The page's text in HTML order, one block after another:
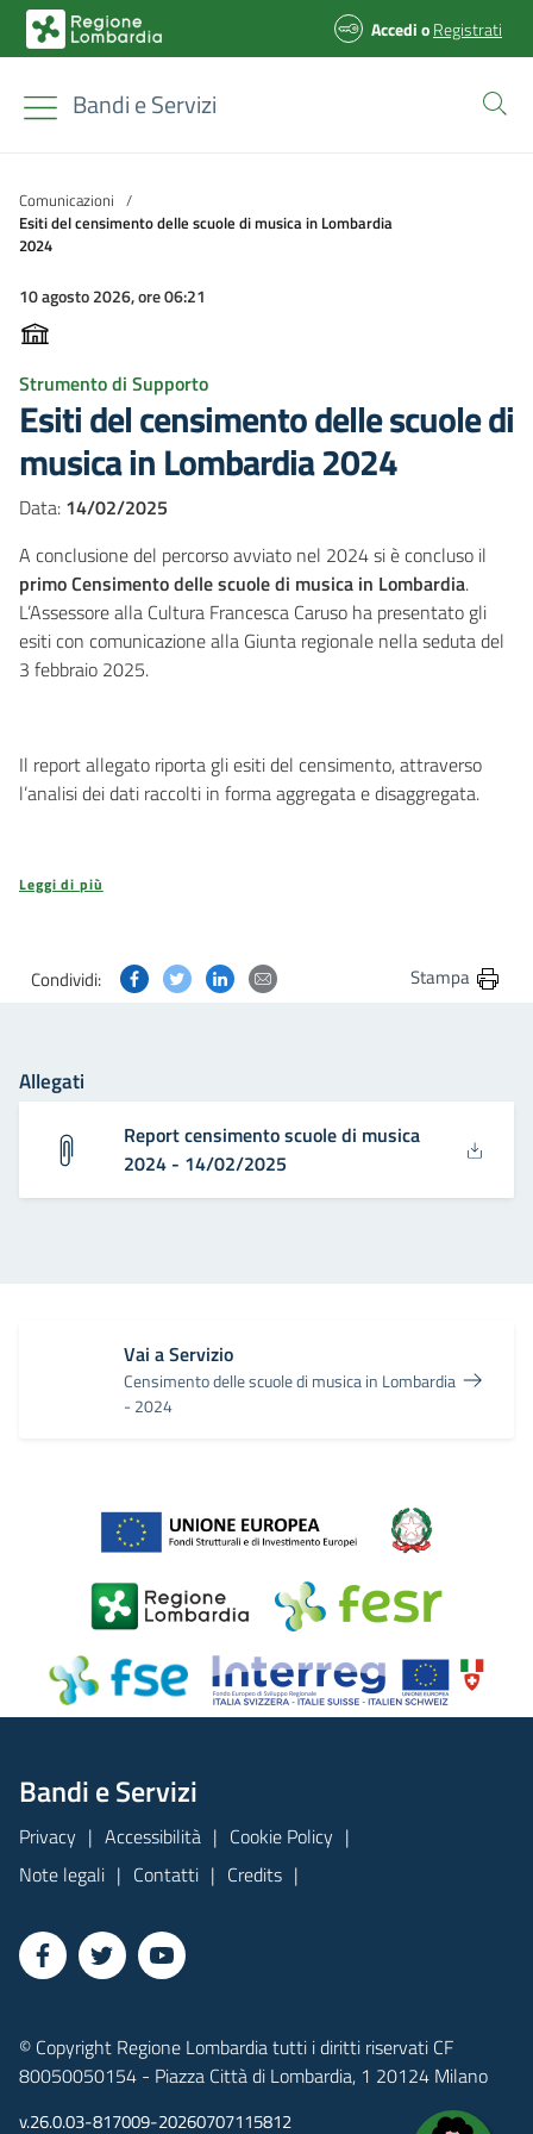
AccedioRegistrati
Bandi e Servizi
Comunicazioni /
Esiti del censimento delle scuole di musica in Lombardia
2024
10 agosto 2026, ore 06:21
Strumento di Supporto
Esiti del censimento delle scuole di
musica in Lombardia 2024
Data: 14/02/2025
A conclusione del percorso avviato nel 2024 si è concluso il
primo Censimento delle scuole di musica in Lombardia.
L’Assessore alla Cultura Francesca Caruso ha presentato gli
esiti con comunicazione alla Giunta regionale nella seduta del
3 febbraio 2025.
Il report allegato riporta gli esiti del censimento, attraverso
l’analisi dei dati raccolti in forma aggregata e disaggregata.
Leggi di più
Condividi: Condividi questa pagina su Facebook
Condividi questa pagina su Twitter
Condividi questa pagina su Linkedin
Condividi questa pagina via
Stampa
Allegati
Report censimento scuole di musica
2024 - 14/02/2025
Vai a Servizio
Censimento delle scuole di musica in Lombardia
- 2024
Bandi e Servizi
Privacy Accessibilità
Cookie Policy
Note legali
Contatti Credits
© Copyright Regione Lombardia tutti i diritti riservati CF
80050050154 - Piazza Città di Lombardia, 1 20124 Milano
v.26.0.03-817009-20260707115812